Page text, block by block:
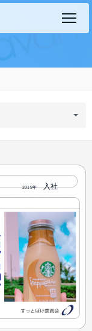
2019年